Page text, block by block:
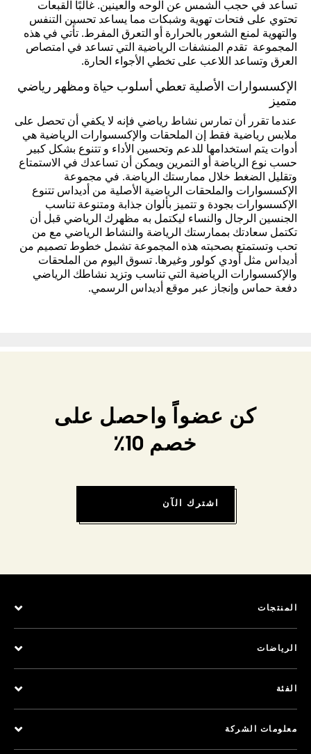
تساعد في حجب الشمس عن الوحه والعينين. غالبًا القبعات
تحتوي على فتحات تهوية وشبكات مما يساعد تحسين التنفس
والتهوية لمنع الشعور بالحرارة أو التعرق المفرط. تأتي في هذه
المجموعة تقدم المنشفات الرياضية التي تساعد في امتصاص
العرق وتساعد اللاعب على تخطي الأجواء الحارة.
الإكسسوارات الأصلية تعطي أسلوب حياة ومظهر رياضي
متميز
عندما تقرر أن تمارس نشاط رياضي فإنه لا يكفي أن تحصل على
ملابس رياضية فقط إن الملحقات والإكسسوارات الرياضية هي
أدوات يتم استخدامها للدعم وتحسين الأداء و تتنوع بشكل كبير
حسب نوع الرياضة أو التمرين ويمكن أن تساعدك في الاستمتاع
وتقليل الضغط خلال ممارستك الرياضة. في مجموعة
الإكسسوارات والملحقات الرياضية الأصلية من أديداس تتنوع
الإكسسوارات بجودة و تتميز بألوان جذابة ومتنوعة تناسب
الجنسين الرجال والنساء ليكتمل به مظهرك الرياضي قبل أن
تكتمل سعادتك بممارستك الرياضة والنشاط الرياضي مع من
تحب وتستمتع بصحبته هذه المجموعة تشمل خطوط تصميم من
أديداس مثل أودي كولور وغيرها. تسوق اليوم من الملحقات
والإكسسوارات الرياضية التي تناسب وتزيد نشاطك الرياضي
دفعة حماس وإنجاز عبر موقع أديداس الرسمي.
كن عضواً واحصل على
خصم 10٪
اشترك الآن
المنتجات
الرياضات
الفئة
معلومات الشركة